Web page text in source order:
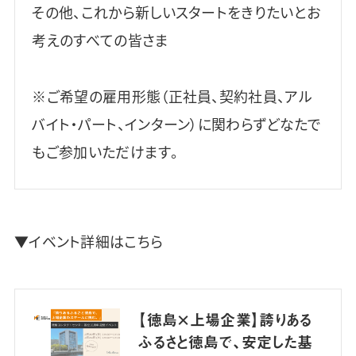
その他、これから新しいスタートをきりたいとお
考えのすべての皆さま
※ご希望の雇用形態（正社員、契約社員、アル
バイト・パート、インターン）に関わらずどなたで
もご参加いただけます。
▼イベント詳細はこちら
【徳島×上場企業】誇りある
ふるさと徳島で、安定した基